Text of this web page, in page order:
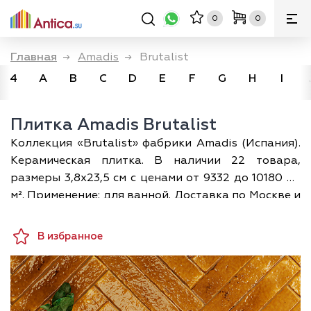
0 0
Главная → Amadis →
Brutalist
4
A B C D E F G H I
Плитка Amadis Brutalist
Коллекция «Brutalist» фабрики Amadis (Испания).
Керамическая плитка. В наличии 22 товара,
размеры 3,8х23,5 см с ценами от 9332 до 10180 ₽/
м². Применение: для ванной. Доставка по Москве и
раскладки в подарок.
В избранное